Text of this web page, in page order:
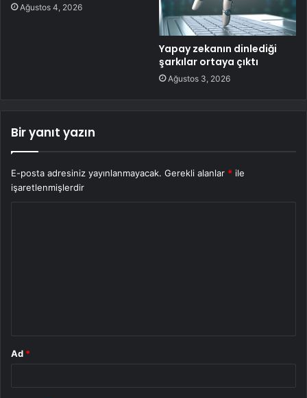
Ağustos 4, 2026
Yapay zekanın dinlediği
şarkılar ortaya çıktı
Ağustos 3, 2026
Bir yanıt yazın
E-posta adresiniz yayınlanmayacak. Gerekli alanlar * ile
işaretlenmişlerdir
Ad *